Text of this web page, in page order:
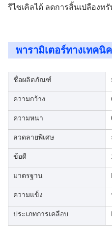
รีไซเคิลได้ ลดการสิ้นเปลืองท
พารามิเตอร์ทางเทคนิ
ชื่อผลิตภัณฑ์
ความกว้าง
ความหนา
ลวดลายพิเศษ
ข้อดี
มาตรฐาน
ความแข็ง
ประเภทการเคลือบ